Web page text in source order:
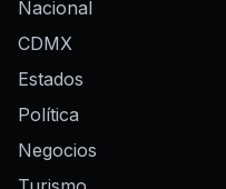
Nacional
CDMX
Estados
Política
Negocios